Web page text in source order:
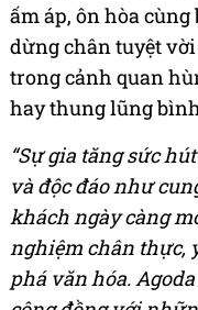
ấm áp, ôn hòa
dừng chân tuyệt
trong cảnh quan
hay thung lũng
“Sự gia tăng sức
và độc đáo như
khách ngày càng
nghiệm chân thực,
phá văn hóa.